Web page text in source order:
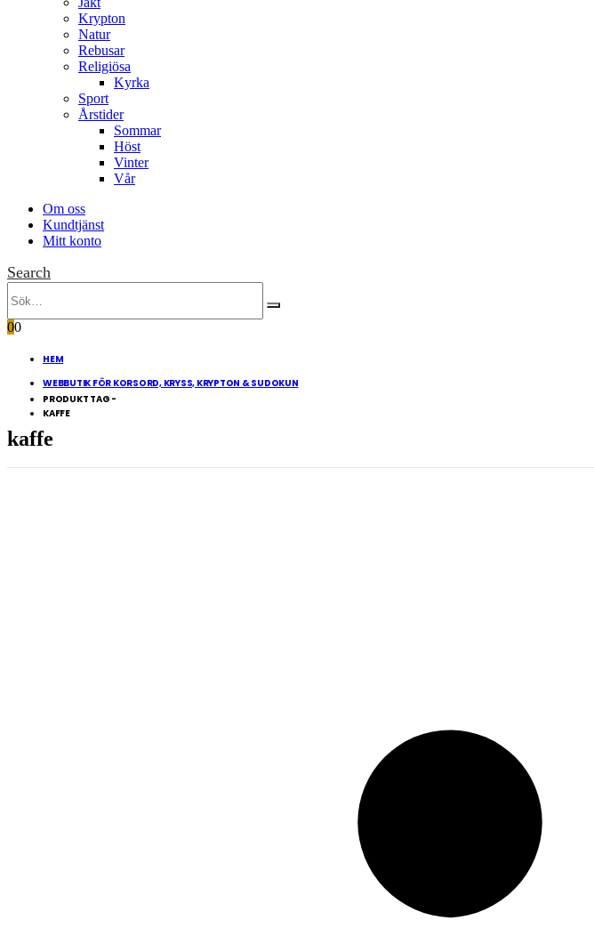
Krypton
Natur
Rebusar
Religiösa
Kyrka
Sport
Årstider
Sommar
Höst
Vinter
Vår
Om oss
Kundtjänst
Mitt konto
Search
00
HEM
WEBBUTIK FÖR KORSORD, KRYSS, KRYPTON & SUDOKUN
PRODUKT TAG -
KAFFE
kaffe